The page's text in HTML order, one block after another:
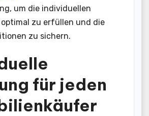
um die individuellen
zu erfüllen und die
zu sichern.
für jeden